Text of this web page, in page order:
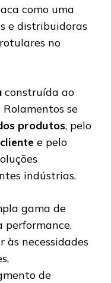
como uma
e distribuidoras
no
construída ao
se
produtos, pelo
e pelo
indústrias.
gama de
performance,
às necessidades
de